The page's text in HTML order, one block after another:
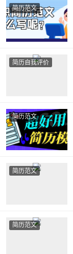
简历范文
简历自我评价
简历范文
简历范文
简历范文